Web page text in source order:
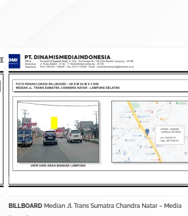
BILLBOARDMedian Jl. Trans Sumatra Chandra Natar – Media